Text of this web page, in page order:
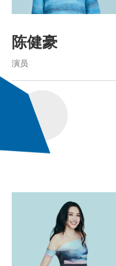
陈健豪
演员